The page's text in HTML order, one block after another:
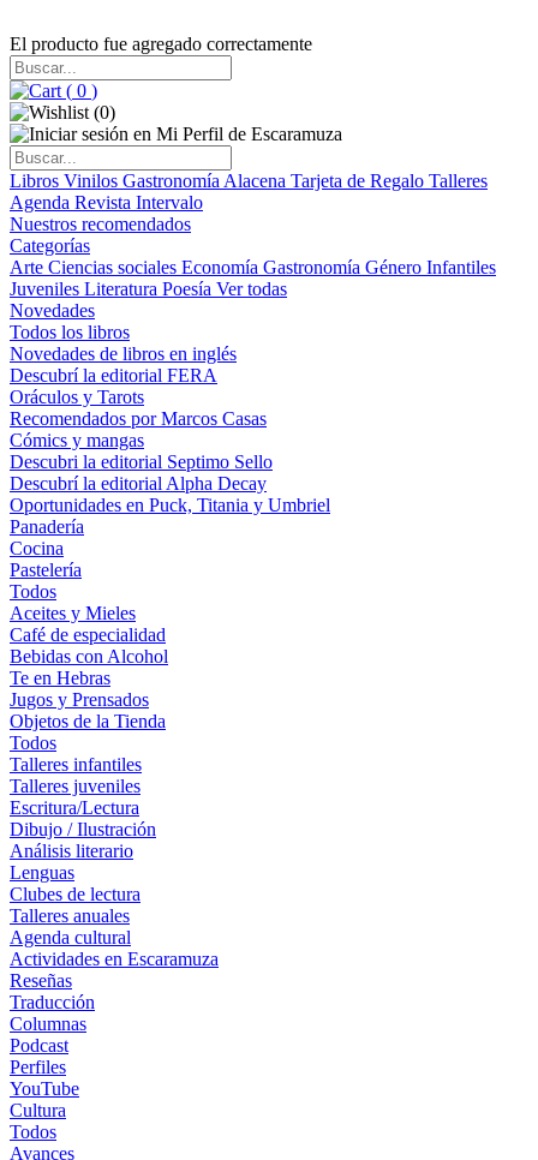
El producto fue agregado correctamente
( 0 )
(0)
Libros Vinilos Gastronomía Alacena Tarjeta de Regalo Talleres
Agenda Revista Intervalo
Nuestros recomendados
Categorías
Arte Ciencias sociales Economía Gastronomía Género Infantiles
Juveniles Literatura Poesía Ver todas
Novedades
Todos los libros
Novedades de libros en inglés
Descubrí la editorial FERA
Oráculos y Tarots
Recomendados por Marcos Casas
Cómics y mangas
Descubri la editorial Septimo Sello
Descubrí la editorial Alpha Decay
Oportunidades en Puck, Titania y Umbriel
Panadería
Cocina
Pastelería
Todos
Aceites y Mieles
Café de especialidad
Bebidas con Alcohol
Te en Hebras
Jugos y Prensados
Objetos de la Tienda
Todos
Talleres infantiles
Talleres juveniles
Escritura/Lectura
Dibujo / Ilustración
Análisis literario
Lenguas
Clubes de lectura
Talleres anuales
Agenda cultural
Actividades en Escaramuza
Reseñas
Traducción
Columnas
Podcast
Perfiles
YouTube
Cultura
Todos
Avances